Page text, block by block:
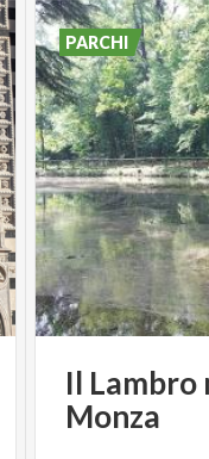
Il Lambro
Monza
PARCHI